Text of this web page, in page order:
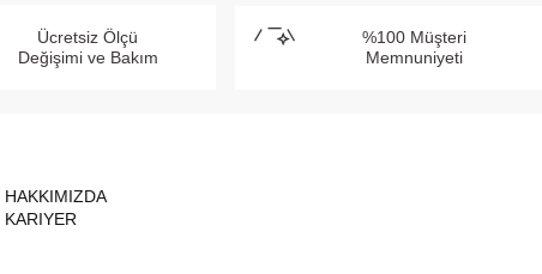
Ücretsiz Ölçü
Değişimi ve Bakım
%100 Müşteri
Memnuniyeti
HAKKIMIZDA
KARIYER